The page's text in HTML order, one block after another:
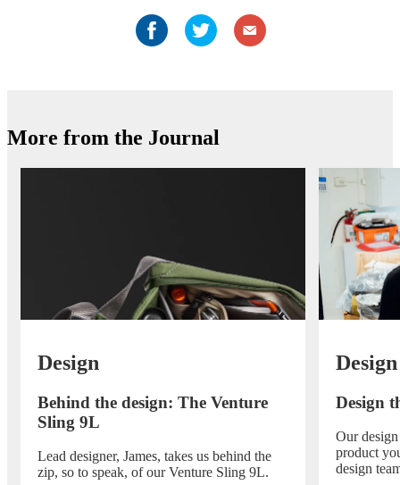
More from the Journal
Design
Behind the design: The Venture
Sling 9L
Lead designer, James, takes us behind the
zip, so to speak, of our Venture Sling 9L.
Design
Design
Our
product
design